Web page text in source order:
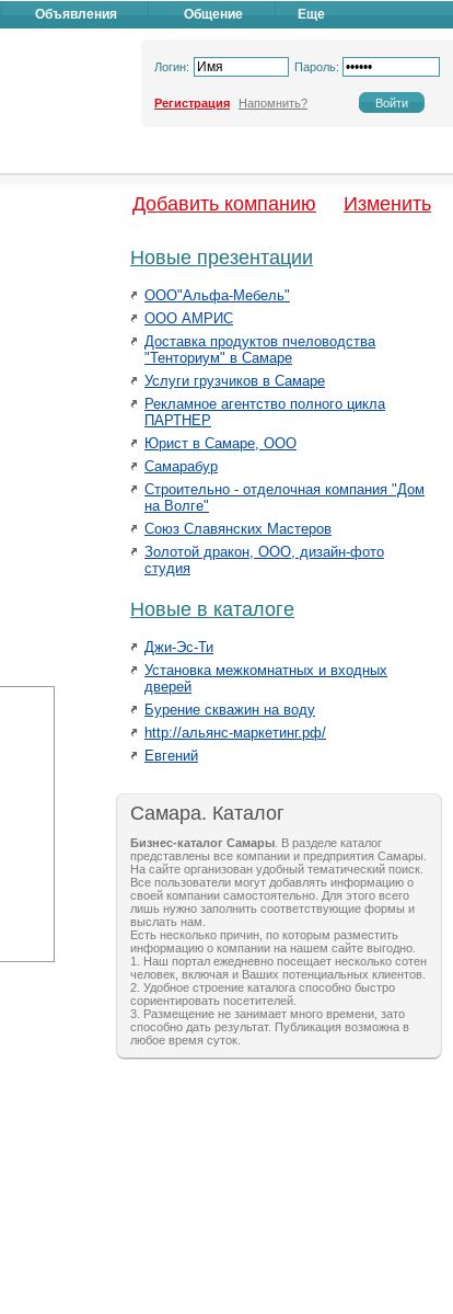
Объявления Общение Еще
Логин: Пароль:
Регистрация Напомнить?
Добавить компанию Изменить
Новые презентации
ООО"Альфа-Мебель"
ООО АМРИС
Доставка продуктов пчеловодства
"Тенториум" в Самаре
Услуги грузчиков в Самаре
Рекламное агентство полного цикла
ПАРТНЕР
Юрист в Самаре, ООО
Самарабур
Строительно - отделочная компания "Дом
на Волге"
Союз Славянских Мастеров
Золотой дракон, ООО, дизайн-фото
студия
Новые в каталоге
Джи-Эс-Ти
Установка межкомнатных и входных
дверей
Бурение скважин на воду
http://альянс-маркетинг.рф/
Евгений
Самара. Каталог
Бизнес-каталог Самары . В разделе каталог
представлены все компании и предприятия Самары.
На сайте организован удобный тематический поиск.
Все пользователи могут добавлять информацию о
своей компании самостоятельно. Для этого всего
лишь нужно заполнить соответствующие формы и
выслать нам.
Есть несколько причин, по которым разместить
информацию о компании на нашем сайте выгодно.
1. Наш портал ежедневно посещает несколько сотен
человек, включая и Ваших потенциальных клиентов.
2. Удобное строение каталога способно быстро
сориентировать посетителей.
3. Размещение не занимает много времени, зато
способно дать результат. Публикация возможна в
любое время суток.